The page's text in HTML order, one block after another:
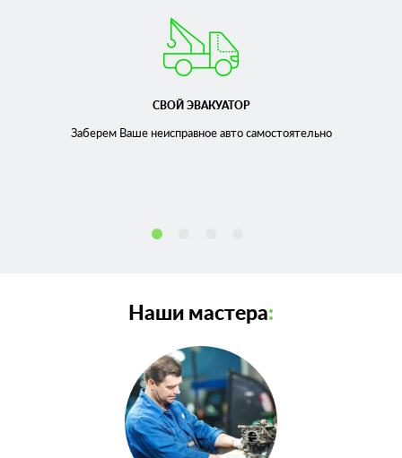
СВОЙ ЭВАКУАТОР
Заберем Ваше неисправноеавто самостоятельно
Наши мастера: